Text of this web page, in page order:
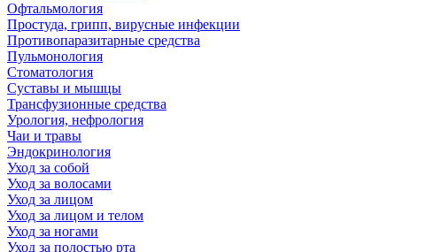
Офтальмология
Простуда, грипп, вирусные инфекции
Противопаразитарные средства
Пульмонология
Стоматология
Суставы и мышцы
Трансфузионные средства
Урология, нефрология
Чаи и травы
Эндокринология
Уход за собой
Уход за волосами
Уход за лицом
Уход за лицом и телом
Уход за ногами
Уход за полостью рта